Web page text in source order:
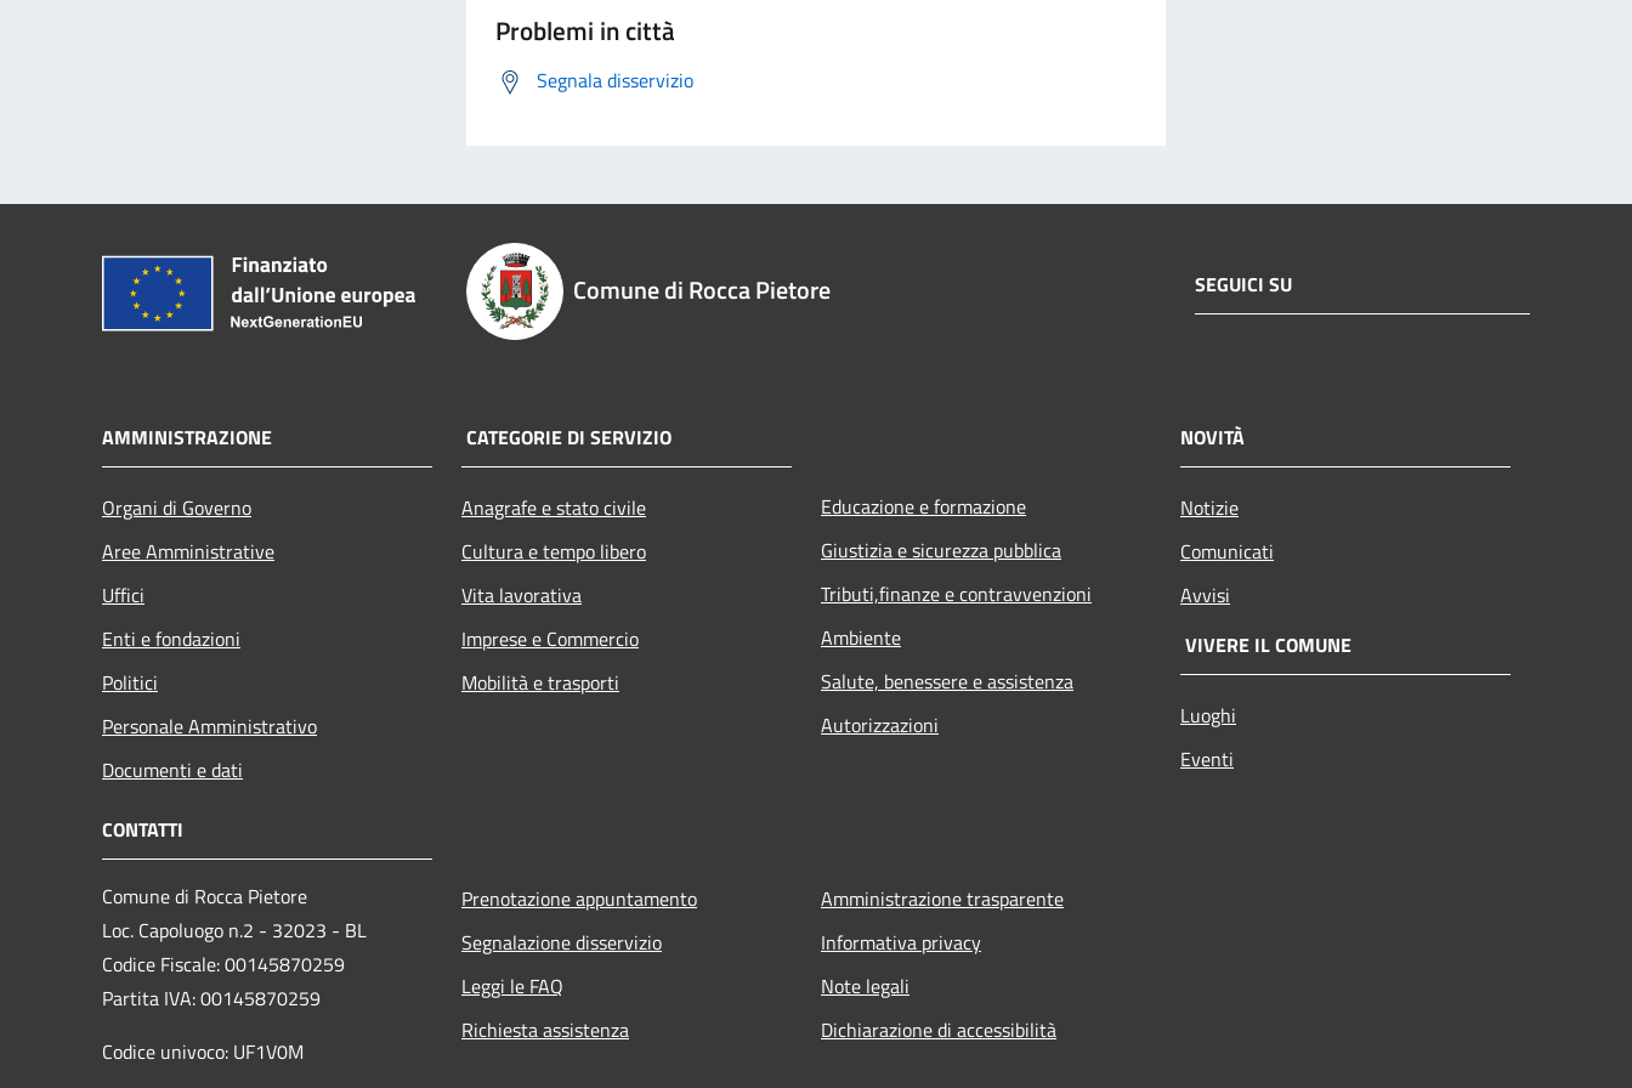
Problemi in città
Segnala disservizio
Comune di Rocca Pietore SEGUICI SU
AMMINISTRAZIONE
Organi di Governo
Aree Amministrative
Uffici
Enti e fondazioni
Politici
Personale Amministrativo
Documenti e dati
CATEGORIE DI SERVIZIO
Anagrafe e stato civile
Cultura e tempo libero
Vita lavorativa
Imprese e Commercio
Mobilità e trasporti
Educazione e formazione
Giustizia e sicurezza pubblica
Tributi,finanze e contravvenzioni
Ambiente
Salute, benessere e assistenza
Autorizzazioni
NOVITÀ
Notizie
Comunicati
Avvisi
VIVERE IL COMUNE
Luoghi
Eventi
CONTATTI
Comune di Rocca Pietore
Loc. Capoluogo n.2 - 32023 - BL
Codice Fiscale: 00145870259
Partita IVA: 00145870259
Codice univoco: UF1V0M
Prenotazione appuntamento
Segnalazione disservizio
Leggi le FAQ
Richiesta assistenza
Amministrazione trasparente
Informativa privacy
Note legali
Dichiarazione di accessibilità